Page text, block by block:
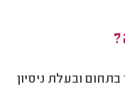
ובעלת ניסיון